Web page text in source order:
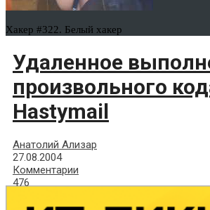
Хакер #322. Белый хакер
Удаленное
произвольного
Hastymail
Анатолий Ализар
27.08.2004
Комментарии
476